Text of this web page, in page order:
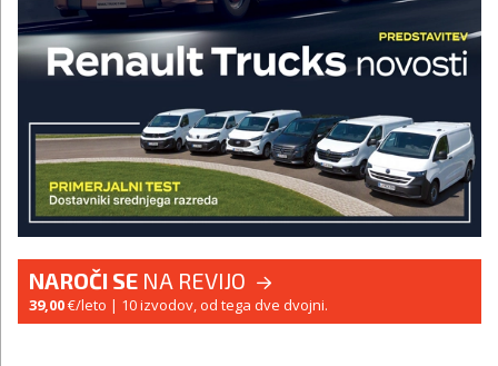
NAROČI SE NA REVIJO
39,00€/leto | 10 izvodov, od tega dve dvojni.